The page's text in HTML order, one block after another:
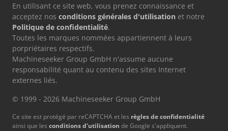
En utilisant ce site web, vous prenez connaissance et
acceptez nos conditions générales d'utilisation et notre
Politique de confidentialité.
Toutes les marques nommées appartiennent à leurs
porpriétaires respectifs.
Machineseeker Group GmbH n'assume aucune
responsabilité quant au contenu des sites Internet
externes liés.
© 1999 - 2026 Machineseeker Group GmbH
Ce site est protégé par reCAPTCHA et les règles de confidentialité
ainsi que les conditions d'utilisation de Google s'appliquent.